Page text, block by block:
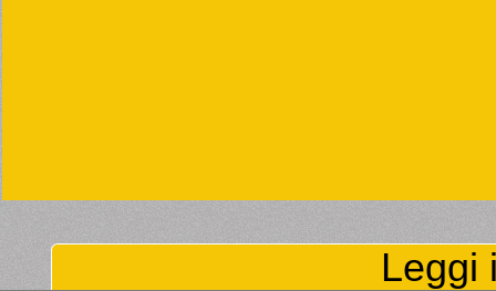
Leggi